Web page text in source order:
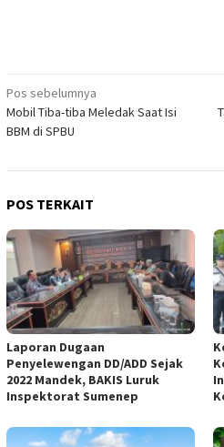
Navigasi
pos
Pos sebelumnya
Mobil Tiba-tiba Meledak Saat Isi
BBM di SPBU
POS TERKAIT
Laporan Dugaan
Penyelewengan DD/ADD Sejak
2022 Mandek, BAKIS Luruk
Inspektorat Sumenep